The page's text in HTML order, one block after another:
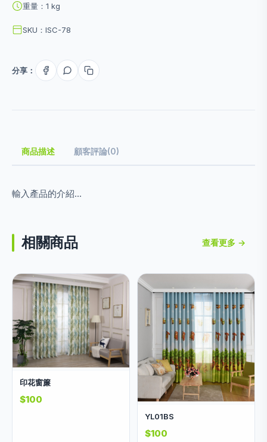
重量：1 kg
SKU：ISC-78
分享：
商品描述 顧客評論(0)
輸入產品的介紹...
相關商品 查看更多 →
印花窗簾
$100
YL01BS
$100